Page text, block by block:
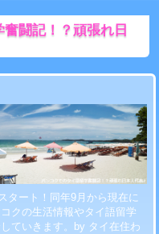
闘記！？頑張れ日
タート！同年9月から現在に
クの生活情報やタイ語留学
ていきます。by タイ在住わ